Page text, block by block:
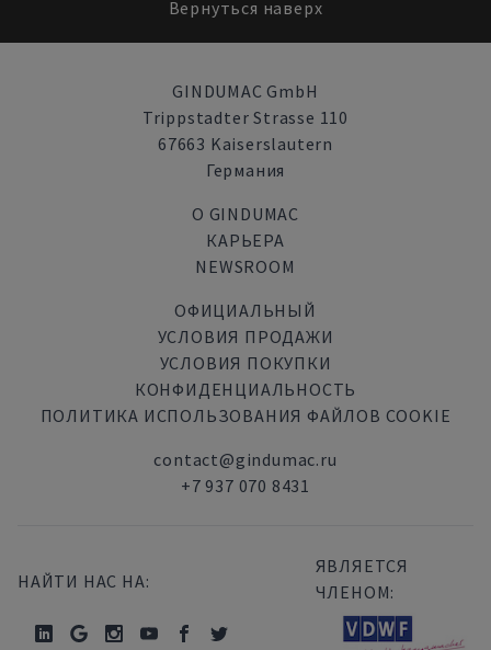
Вернуться наверх
GINDUMAC GmbH
Trippstadter Strasse 110
67663 Kaiserslautern
Германия
О GINDUMAC
КАРЬЕРА
NEWSROOM
ОФИЦИАЛЬНЫЙ
УСЛОВИЯ ПРОДАЖИ
УСЛОВИЯ ПОКУПКИ
КОНФИДЕНЦИАЛЬНОСТЬ
ПОЛИТИКА ИСПОЛЬЗОВАНИЯ ФАЙЛОВ COOKIE
contact@gindumac.ru
+7 937 070 8431
НАЙТИ НАС НА:
ЯВЛЯЕТСЯ
ЧЛЕНОМ: